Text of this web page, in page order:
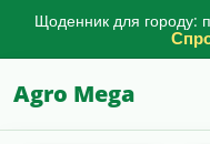
Щоденник для городу:
Agro Mega